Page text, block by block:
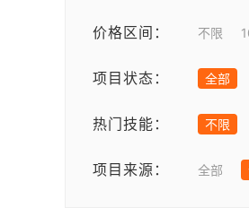
价格区间： 不限
项目状态： 全部
热门技能： 不限
项目来源： 全部